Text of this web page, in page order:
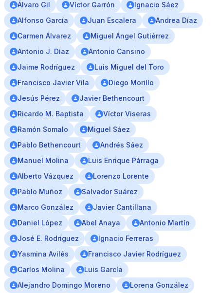
Álvaro Gil
Víctor Garrón
Ignacio Sáez
Alfonso García
Juan Escalera
Andrea Díaz
Carmen Álvarez
Miguel Ángel Gutiérrez
Antonio J. Díaz
Antonio Cansino
Jaime Rodríguez
Luis Miguel del Toro
Francisco Javier Vila
Diego Morillo
Jesús Pérez
Javier Bethencourt
Ricardo M. Baptista
Víctor Viseras
Ramón Somalo
Miguel Sáez
Pablo Bethencourt
Andrés Sáez
Manuel Molina
Luis Enrique Párraga
Alberto Vázquez
Lorenzo Lorente
Pablo Muñoz
Salvador Suárez
Marco González
Javier Cantillana
Daniel López
Abel Anaya
Antonio Martín
José E. Rodríguez
Ignacio Ferreras
Yasmina Avilés
Francisco Javier Rodríguez
Carlos Molina
Luis García
Alejandro Domingo Moreno
Lorena González